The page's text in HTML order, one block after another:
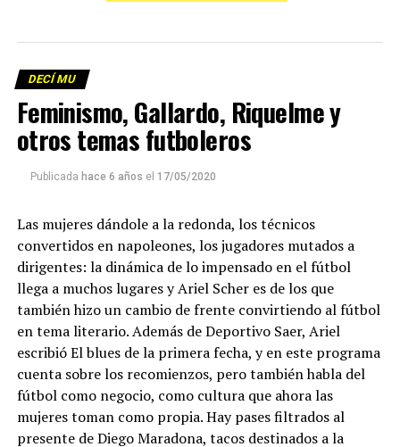
DECÍ MU
Feminismo, Gallardo, Riquelme y
otros temas futboleros
Publicada hace 6 años el 17/05/2020
Las mujeres dándole a la redonda, los técnicos
convertidos en napoleones, los jugadores mutados a
dirigentes: la dinámica de lo impensado en el fútbol
llega a muchos lugares y Ariel Scher es de los que
también hizo un cambio de frente convirtiendo al fútbol
en tema literario. Además de Deportivo Saer, Ariel
escribió El blues de la primera fecha, y en este programa
cuenta sobre los recomienzos, pero también habla del
fútbol como negocio, como cultura que ahora las
mujeres toman como propia. Hay pases filtrados al
presente de Diego Maradona, tacos destinados a la